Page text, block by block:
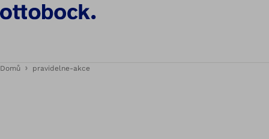
Domů pravidelne-akce